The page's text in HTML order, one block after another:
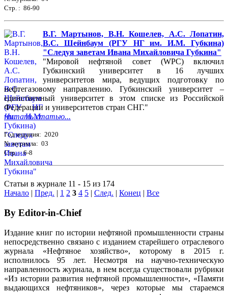
Стр. : 86-90
В.Г. Мартынов, В.Н. Кошелев, А.С. Лопатин,
В.С. Шейнбаум (РГУ НГ им. И.М. Губкина)
"Следуя заветам Ивана Михайловича Губкина"
"Мировой нефтяной совет (WPC) включил
Губкинский университет в 16 лучших
университетов мира, ведущих подготовку по
нефтегазовому направлению. Губкинский университет –
единственный университет в этом списке из Российской
Федерации и университетов стран СНГ."
Читать статью...
Год издания: 2020
№ журнала: 03
Стр. : 6-8
Статьи в журнале 11 - 15 из 174
Начало | Пред. | 1 2 3 4 5 | След. | Конец | Все
By Editor-in-Chief
Издание книг по истории нефтяной промышленности страны
непосредственно связано с изданием старейшего отраслевого
журнала «Нефтяное хозяйство», которому в 2015 г.
исполнилось 95 лет. Несмотря на научно-техническую
направленность журнала, в нем всегда существовали рубрики
«Из истории развития нефтяной промышленности», «Памяти
выдающихся нефтяников», через которые мы стараемся